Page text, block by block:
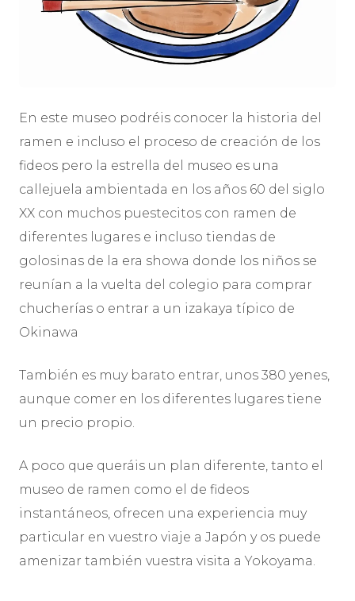
En este museo podréis conocer la historia del
ramen e incluso el proceso de creación de los
fideos pero la estrella del museo es una
callejuela ambientada en los años 60 del siglo
XX con muchos puestecitos con ramen de
diferentes lugares e incluso tiendas de
golosinas de la era showa donde los niños se
reunían a la vuelta del colegio para comprar
chucherías o entrar a un izakaya típico de
Okinawa
También es muy barato entrar, unos 380 yenes,
aunque comer en los diferentes lugares tiene
un precio propio.
A poco que queráis un plan diferente, tanto el
museo de ramen como el de fideos
instantáneos, ofrecen una experiencia muy
particular en vuestro viaje a Japón y os puede
amenizar también vuestra visita a Yokoyama.